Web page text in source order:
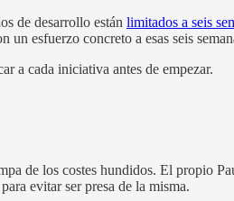
de desarrollo están limitados a seis
esfuerzo concreto a esas seis
a cada iniciativa antes de empezar.
de los costes hundidos. El propio
evitar ser presa de la misma.